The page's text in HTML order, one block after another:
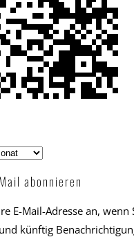
abonnieren
E-Mail-Adresse an, wenn
künftig